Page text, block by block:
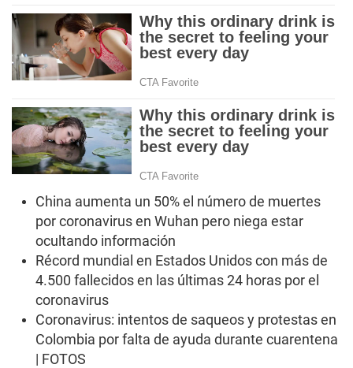
China aumenta un 50% el número de muertes
por coronavirus en Wuhan pero niega estar
ocultando información
Récord mundial en Estados Unidos con más de
4.500 fallecidos en las últimas 24 horas por el
coronavirus
Coronavirus: intentos de saqueos y protestas en
Colombia por falta de ayuda durante cuarentena
| FOTOS